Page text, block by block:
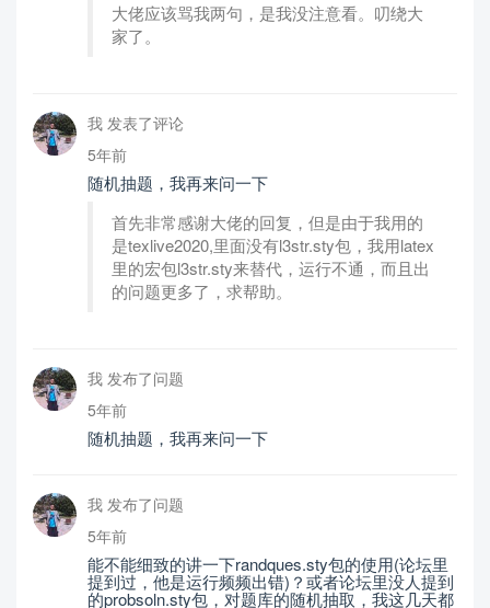
大佬应该骂我两句，是我没注意看。叨绕大
家了。
我 发表了评论
5年前
随机抽题，我再来问一下
首先非常感谢大佬的回复，但是由于我用的
是texlive2020,里面没有l3str.sty包，我用latex
里的宏包l3str.sty来替代，运行不通，而且出
的问题更多了，求帮助。
我 发布了问题
5年前
随机抽题，我再来问一下
我 发布了问题
5年前
能不能细致的讲一下randques.sty包的使用(论坛里
提到过，他是运行频频出错)？或者论坛里没人提到
的probsoln.sty包，对题库的随机抽取，我这几天都